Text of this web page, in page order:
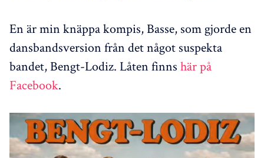
En är min knäppa kompis, Basse, som gjorde en
dansbandsversion från det något suspekta
bandet, Bengt-Lodiz. Låten finns här på
Facebook.